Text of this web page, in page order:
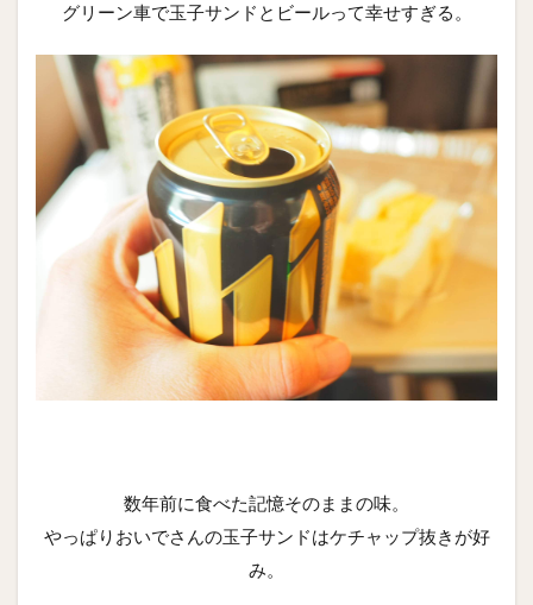
グリーン車で玉子サンドとビールって幸せすぎる。
数年前に食べた記憶そのままの味。
やっぱりおいでさんの玉子サンドはケチャップ抜きが好
み。